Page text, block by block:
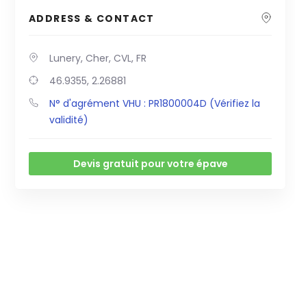
ADDRESS & CONTACT
Lunery, Cher, CVL, FR
46.9355, 2.26881
N° d'agrément VHU : PR1800004D (Vérifiez la
validité)
Devis gratuit pour votre épave